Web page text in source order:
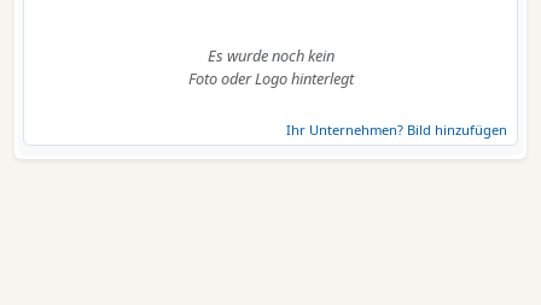
Es wurde noch kein
Foto oder Logo hinterlegt
Ihr Unternehmen? Bild hinzufügen